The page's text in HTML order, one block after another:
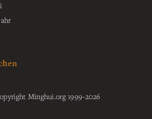
Minghui.org 1999-2026